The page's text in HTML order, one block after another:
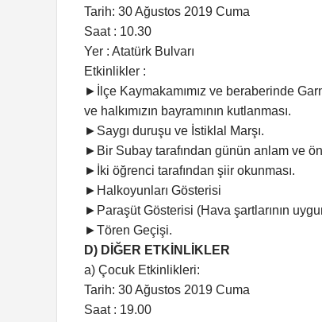
Tarih: 30 Ağustos 2019 Cuma
Saat : 10.30
Yer : Atatürk Bulvarı
Etkinlikler :
►İlçe Kaymakamımız ve beraberinde
ve halkımızın bayramının kutlanması.
►Saygı duruşu ve İstiklal Marşı.
►Bir Subay tarafından günün anlam ve
►İki öğrenci tarafından şiir okunması.
►Halkoyunları Gösterisi
►Paraşüt Gösterisi (Hava şartlarının
►Tören Geçişi.
D) DİĞER ETKİNLİKLER
a) Çocuk Etkinlikleri:
Tarih: 30 Ağustos 2019 Cuma
Saat : 19.00